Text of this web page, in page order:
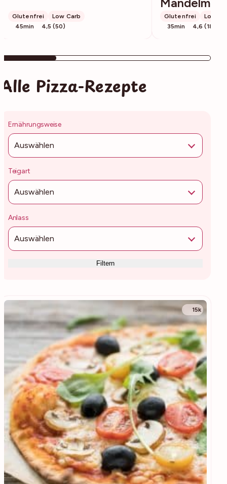
Glutenfrei
Low Carb
45min
4,5 (50)
Glutenfrei
Low
35min
4,6 (183)
Alle Pizza-Rezepte
Ernährungsweise
Auswählen
Teigart
Auswählen
Anlass
Auswählen
Filtern
15k